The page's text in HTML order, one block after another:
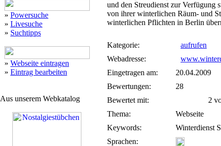
» Powersuche
» Livesuche
» Suchtipps
» Webseite eintragen
» Eintrag bearbeiten
Aus unserem Webkatalog
und den Streudienst zur Verfügung
von ihrer winterlichen Räum- und
winterlichen Pflichten in Berlin
Kategorie:
aufrufen
Webadresse:
Eingetragen am:
20.04.2009
Bewertungen:
28
Bewertet mit:
2
Thema:
Webseite
Keywords:
Winterdienst
Sprachen: